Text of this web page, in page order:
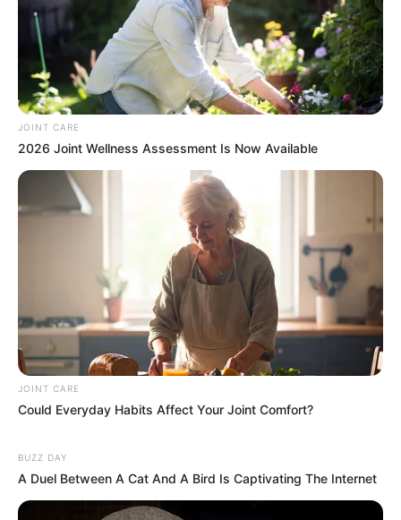
These '90s Couples Will Always Hold A Special
Place In Our Hearts
might be wrong
CTA LOVE
JOINT CARE
2026 Joint Wellness Assessment Is Now Available
JOINT CARE
Could Everyday Habits Affect Your Joint Comfort?
BUZZ DAY
A Duel Between A Cat And A Bird Is Captivating The Internet